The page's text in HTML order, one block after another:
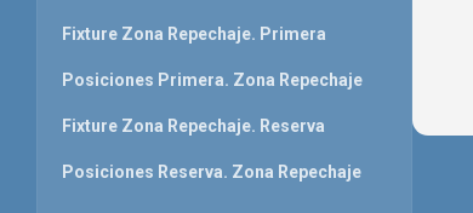
Fixture Zona Repechaje. Primera
Posiciones Primera. Zona Repechaje
Fixture Zona Repechaje. Reserva
Posiciones Reserva. Zona Repechaje